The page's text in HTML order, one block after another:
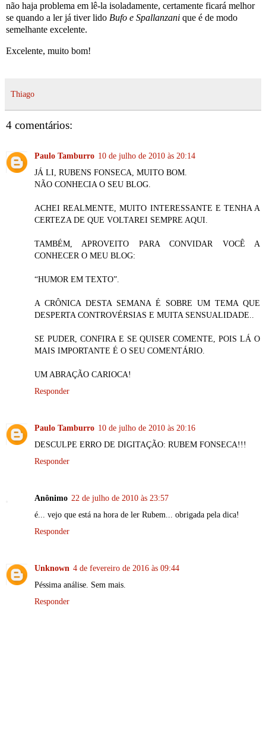
não haja problema em lê-la isoladamente, certamente ficará melhor
se quando a ler já tiver lido Bufo e Spallanzani que é de modo
semelhante excelente.
Excelente, muito bom!
Thiago
4 comentários:
Paulo Tamburro 10 de julho de 2010 às 20:14
JÁ LI, RUBENS FONSECA, MUITO BOM.
NÃO CONHECIA O SEU BLOG.
ACHEI REALMENTE, MUITO INTERESSANTE E TENHA A
CERTEZA DE QUE VOLTAREI SEMPRE AQUI.
TAMBÉM, APROVEITO PARA CONVIDAR VOCÊ A
CONHECER O MEU BLOG:
“HUMOR EM TEXTO”.
A CRÔNICA DESTA SEMANA É SOBRE UM TEMA QUE
DESPERTA CONTROVÉRSIAS E MUITA SENSUALIDADE..
SE PUDER, CONFIRA E SE QUISER COMENTE, POIS LÁ O
MAIS IMPORTANTE É O SEU COMENTÁRIO.
UM ABRAÇÃO CARIOCA!
Responder
Paulo Tamburro 10 de julho de 2010 às 20:16
DESCULPE ERRO DE DIGITAÇÃO: RUBEM FONSECA!!!
Responder
Anônimo 22 de julho de 2010 às 23:57
é... vejo que está na hora de ler Rubem... obrigada pela dica!
Responder
Unknown 4 de fevereiro de 2016 às 09:44
Péssima análise. Sem mais.
Responder